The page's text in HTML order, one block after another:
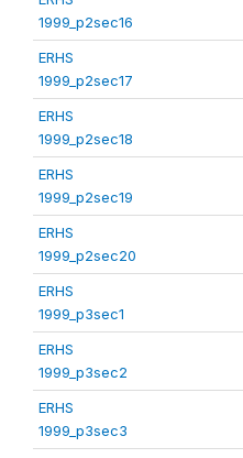
1999_p2sec16
ERHS
1999_p2sec17
ERHS
1999_p2sec18
ERHS
1999_p2sec19
ERHS
1999_p2sec20
ERHS
1999_p3sec1
ERHS
1999_p3sec2
ERHS
1999_p3sec3